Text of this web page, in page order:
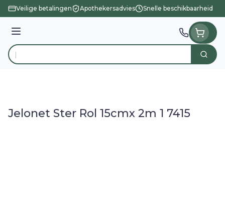
Ga naar de inhoud
Veilige betalingen Apothekersadvies Snelle beschikbaarheid
Menu
Product, merk, categorie... Zoek
Jelonet Ster Rol 15cmx 2m 1 7415